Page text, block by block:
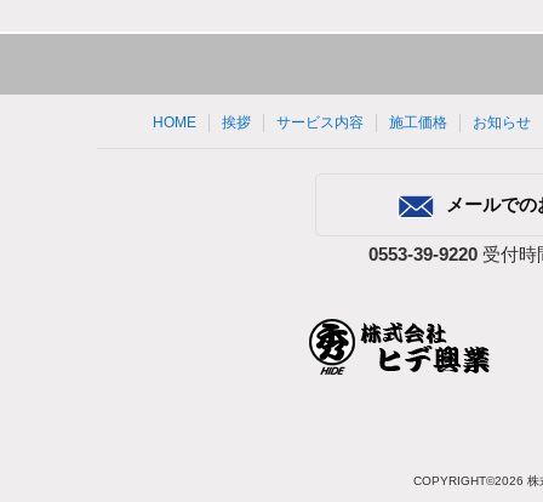
HOME 挨拶 サービス内容 施工価格 お知らせ
メールで
0553-39-9220 受付時
COPYRIGHT©2026 株